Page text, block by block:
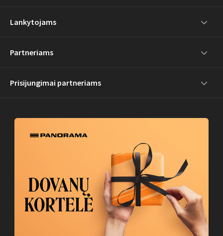
Lankytojams
Partneriams
Prisijungimai partneriams